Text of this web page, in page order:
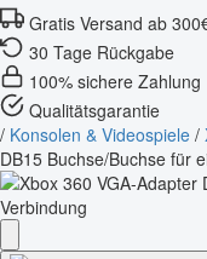
Gratis Versand ab
30 Tage Rückgabe
100% sichere Zahlung
Qualitätsgarantie
/ Konsolen & Videospiele /
DB15 Buchse/Buchse für